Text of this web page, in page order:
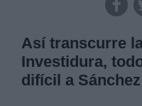
Así transcurre
Investidura,
difícil a Sánchez